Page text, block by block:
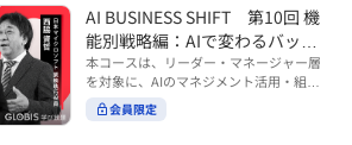
3%BC%E3%82%AF%E3%82%B7%E3%
83%95%E3%83%88 ※本コースは、AIの
マネジメント活用を学ぶ「AIビジネスシ
フト」シリーズの一環として提供してい
ます。 ※本動画は、制作時点の情報に基
づき作成したものです（2026年03月制
か？ このコースは、あなたが“ありたい
自分”として生き、キャリアをデザイン
していくための思考と行動のガイドにな
ります。 ※本動画は、制作時点の情報に
基づき作成したものです（2025年11月
制作）
つつ、自律的に仕事を進めてもらうため
にはどうすればよいのか。 こうした悩み
に直面するリーダー・マネージャーの方
は多いのではないでしょうか。 変化が激
しく、正解のない現代においては、指示
や助言にとどまらず、メンバーの思考を
引き出し、自律的な行動を促す「コーチ
AI BUSINESS SHIFT 第10回 機
能別戦略編：AIで変わるバック
オフィス
本コースは、リーダー・マネージャー層
を対象に、AIのマネジメント活用・組織
活用を体系的に学ぶ 『AI BUSINESS SHI
FTシリーズ（全12回）』の第10回で
会員限定